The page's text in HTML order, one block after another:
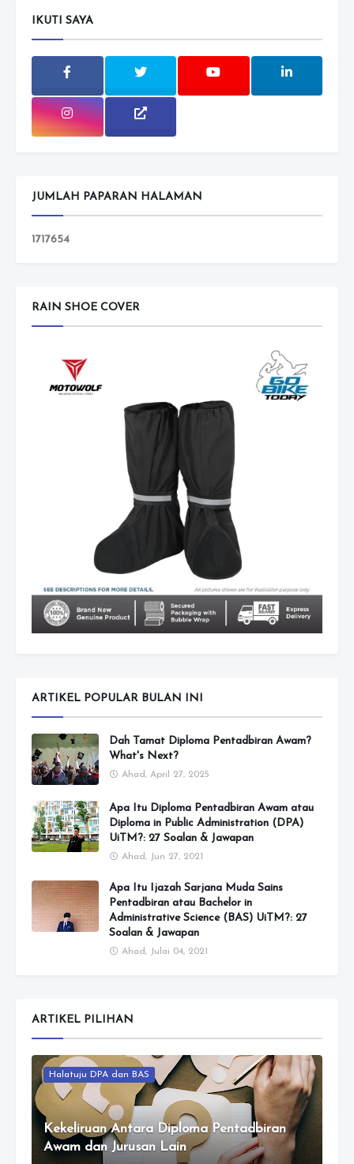
IKUTI SAYA
JUMLAH PAPARAN HALAMAN
1717654
RAIN SHOE COVER
ARTIKEL POPULAR BULAN INI
Dah Tamat Diploma Pentadbiran Awam?
What's Next?
Ahad, April 27, 2025
Apa Itu Diploma Pentadbiran Awam atau
Diploma in Public Administration (DPA)
UiTM?: 27 Soalan & Jawapan
Ahad, Jun 27, 2021
Apa Itu Ijazah Sarjana Muda Sains
Pentadbiran atau Bachelor in
Administrative Science (BAS) UiTM?: 27
Soalan & Jawapan
Ahad, Julai 04, 2021
ARTIKEL PILIHAN
Halatuju DPA dan BAS
Kekeliruan Antara Diploma Pentadbiran
Awam dan Jurusan Lain